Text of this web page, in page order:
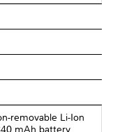
removable Li-Ion